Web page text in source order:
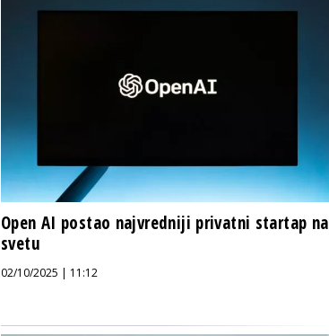
Open AI postao najvredniji privatni startap na
svetu
02/10/2025 | 11:12